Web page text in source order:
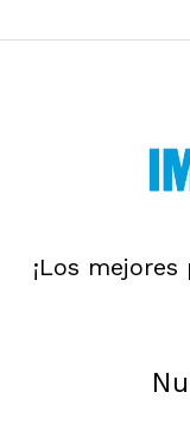
¡Los